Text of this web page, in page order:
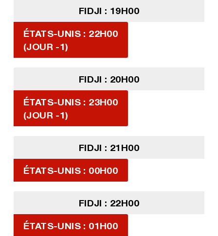
FIDJI : 19H00
ÉTATS-UNIS : 22H00
(JOUR -1)
FIDJI : 20H00
ÉTATS-UNIS : 23H00
(JOUR -1)
FIDJI : 21H00
ÉTATS-UNIS : 00H00
FIDJI : 22H00
ÉTATS-UNIS : 01H00